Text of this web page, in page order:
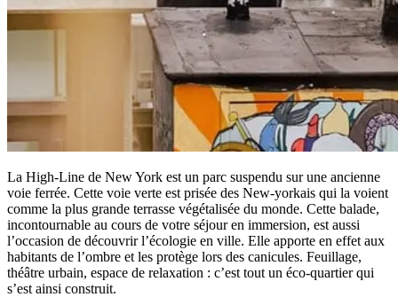
La High-Line de New York est un parc suspendu sur une ancienne
voie ferrée. Cette voie verte est prisée des New-yorkais qui la voient
comme la plus grande terrasse végétalisée du monde. Cette balade,
incontournable au cours de votre séjour en immersion, est aussi
l’occasion de découvrir l’écologie en ville. Elle apporte en effet aux
habitants de l’ombre et les protège lors des canicules. Feuillage,
théâtre urbain, espace de relaxation : c’est tout un éco-quartier qui
s’est ainsi construit.